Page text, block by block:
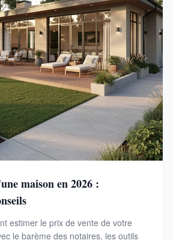
maison en 2026 :
estimer le prix de vente de votre
le barème des notaires, les outils